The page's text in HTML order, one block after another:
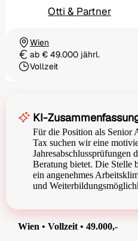
Otti & Partner
Ortschaft
Wien
Gehaltab € 49.000 jährl.
Beschäftigungsart
Vollzeit
KI-
Für die Position als Senior
Tax suchen wir eine
Jahresabschlussprüfungen
Beratung bietet. Die Stelle
ein angenehmes
und
Wien • Vollzeit • 49.000,-